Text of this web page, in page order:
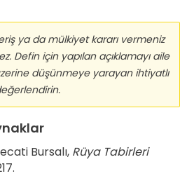
ya da mülkiyet kararı vermeniz
Defin için yapılan açıklamayı aile
düşünmeye yarayan ihtiyatlı
Bursalı, Rüya Tabirleri